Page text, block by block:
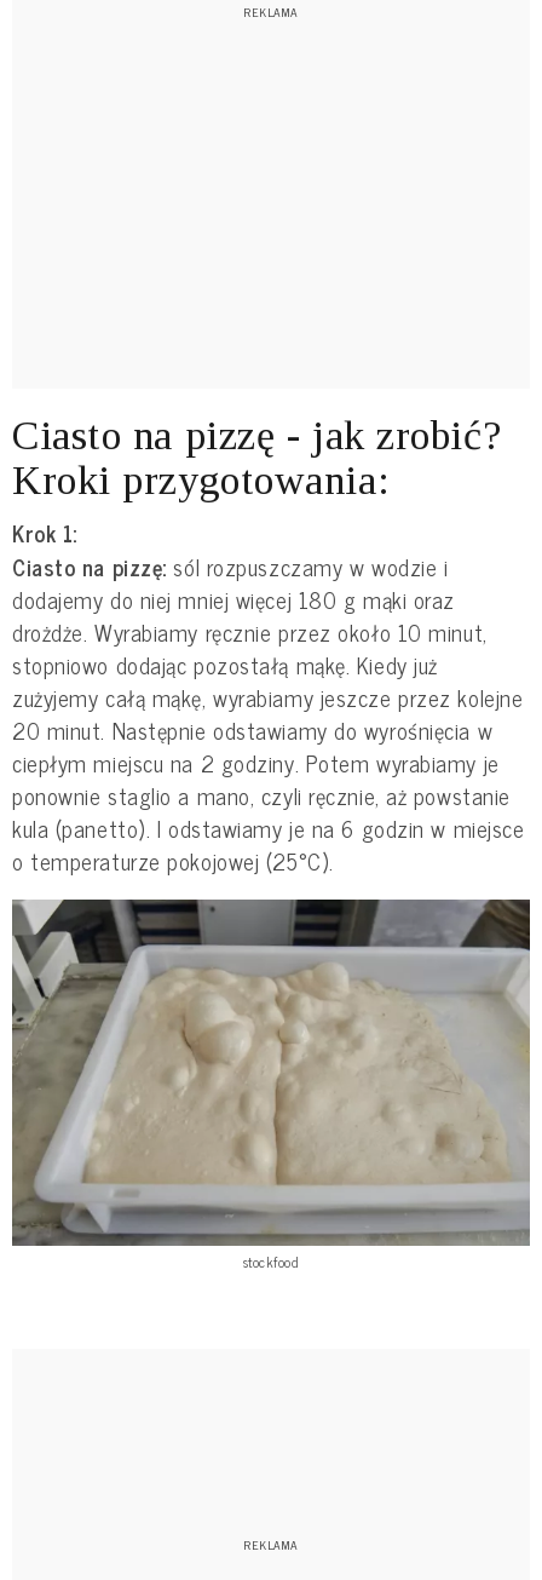
Ciasto na pizzę - jak zrobić?
Kroki przygotowania:
Krok 1:
Ciasto na pizzę:sól rozpuszczamy w wodzie i
dodajemy do niej mniej więcej 180 g mąki oraz
drożdże. Wyrabiamy ręcznie przez około 10 minut,
stopniowo dodając pozostałą mąkę. Kiedy już
zużyjemy całą mąkę, wyrabiamy jeszcze przez kolejne
20 minut. Następnie odstawiamy do wyrośnięcia w
ciepłym miejscu na 2 godziny. Potem wyrabiamy je
ponownie staglio a mano, czyli ręcznie, aż powstanie
kula (panetto). I odstawiamy je na 6 godzin w miejsce
o temperaturze pokojowej (25°C).
stockfood